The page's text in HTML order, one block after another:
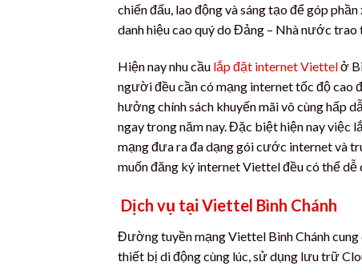
chiến đấu, lao động và sáng tạo để góp
danh hiệu cao quý do Đảng – Nhà nước trao
Hiện nay nhu cầu lắp đặt internet Viettelở
người đều cần có mạng internet tốc độ cao
hưởng chính sách khuyến mãi vô cùng hấp
ngay trong năm nay. Đặc biệt hiện nay việc
mạng đưa ra đa dạng gói cước internet và
muốn đăng ký internet Viettel đều có thể dễ
Dịch vụ tại Viettel Bình Chánh
Đường tuyền mạng Viettel Bình Chánh
thiết bị di động cùng lúc, sử dụng lưu trữ